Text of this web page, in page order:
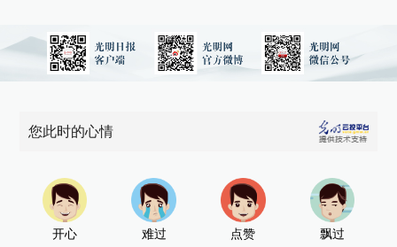
您此时的心情
开心 难过 点赞 飘过